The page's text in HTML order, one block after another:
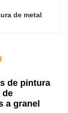
de metal
de pintura
de
a granel